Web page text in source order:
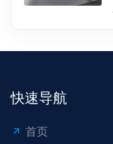
快速导航
首页